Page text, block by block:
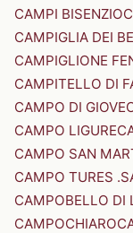
CAMPI BISENZIO
CAMPIGLIA DEI
CAMPIGLIONE
CAMPITELLO DI
CAMPO DI GIOVE
CAMPO LIGURE
CAMPO SAN
CAMPO TURES
CAMPOBELLO DI
CAMPOCHIARO